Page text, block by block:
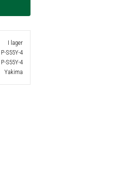
I lager
P-S55Y-4
P-S55Y-4
Yakima